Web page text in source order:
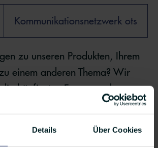
Details Über Cookies
Kommunikationsnetzwerk ots
zu unseren Produkten, Ihrem
einem anderen Thema? Wir
häufigsten Fragen und
Kontaktieren Sie
finden.